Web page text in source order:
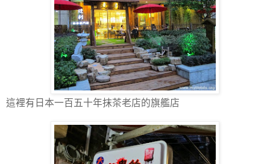
這裡有日本一百五十年抹茶老店的旗艦店